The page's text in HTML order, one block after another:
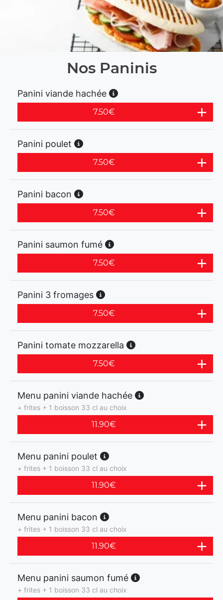
Nos Paninis
Panini viande hachée
7.50€
Panini poulet
7.50€
Panini bacon
7.50€
Panini saumon fumé
7.50€
Panini 3 fromages
7.50€
Panini tomate mozzarella
7.50€
Menu panini viande hachée
+ frites + 1 boisson 33 cl au choix
11.90€
Menu panini poulet
+ frites + 1 boisson 33 cl au choix
11.90€
Menu panini bacon
+ frites + 1 boisson 33 cl au choix
11.90€
Menu panini saumon fumé
+ frites + 1 boisson 33 cl au choix